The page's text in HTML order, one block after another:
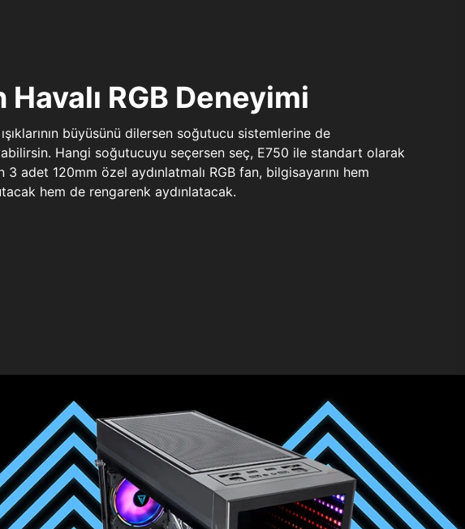
Havalı RGB Deneyimi
ışıklarının büyüsünü dilersen soğutucu sistemlerine de
Hangi soğutucuyu seçersen seç, E750 ile standart olarak
3 adet 120mm özel aydınlatmalı RGB fan, bilgisayarını hem
hem de rengarenk aydınlatacak.